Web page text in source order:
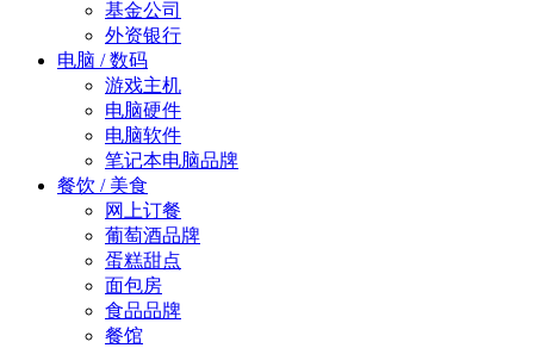
基金公司
外资银行
电脑 / 数码
游戏主机
电脑硬件
电脑软件
笔记本电脑品牌
餐饮 / 美食
网上订餐
葡萄酒品牌
蛋糕甜点
面包房
食品品牌
餐馆